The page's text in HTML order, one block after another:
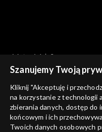
Jak to działa?
Jak działa ptak?
Szanujemy Twoją
Kliknij "Akceptuję i
na korzystanie z technologii
zbierania danych, dostęp do
końcowym i ich
Twoich danych osobowych